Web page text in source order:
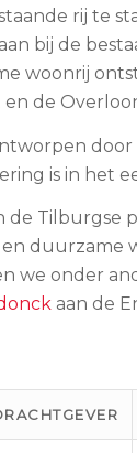
rij te
bij de
woonrij
de
door
is in het
de Tilburgse
en duurzame
we onder
aan de